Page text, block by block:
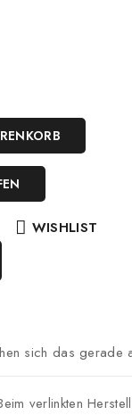
WISHLIST
sich das gerade
verlinkten